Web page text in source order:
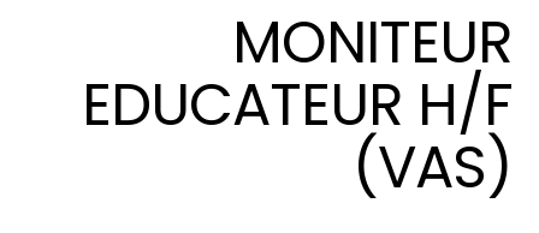
MONITEUR
EDUCATEUR H/F
(VAS)